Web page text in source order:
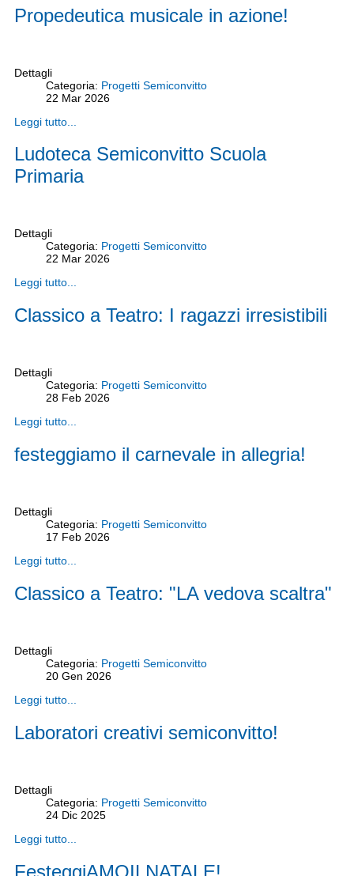
Propedeutica musicale in azione!
Dettagli
Categoria: Progetti Semiconvitto
22 Mar 2026
Leggi tutto...
Ludoteca Semiconvitto Scuola
Primaria
Dettagli
Categoria: Progetti Semiconvitto
22 Mar 2026
Leggi tutto...
Classico a Teatro: I ragazzi irresistibili
Dettagli
Categoria: Progetti Semiconvitto
28 Feb 2026
Leggi tutto...
festeggiamo il carnevale in allegria!
Dettagli
Categoria: Progetti Semiconvitto
17 Feb 2026
Leggi tutto...
Classico a Teatro: "LA vedova scaltra"
Dettagli
Categoria: Progetti Semiconvitto
20 Gen 2026
Leggi tutto...
Laboratori creativi semiconvitto!
Dettagli
Categoria: Progetti Semiconvitto
24 Dic 2025
Leggi tutto...
FesteggiAMOILNATALE!